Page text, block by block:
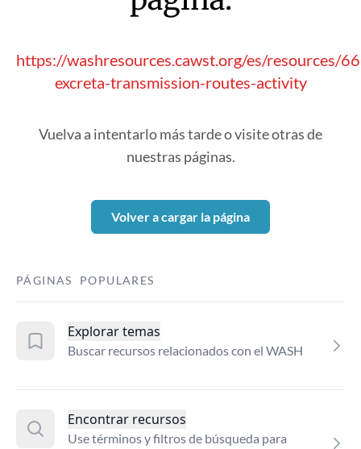
https://washresources.cawst.org/es/resources/
excreta-transmission-routes-activity
Vuelva a intentarlo más tarde o visite otras de
nuestras páginas.
Volver a cargar la página
PÁGINAS POPULARES
Explorar temas
Buscar recursos relacionados con el WASH
Encontrar recursos
Use términos y filtros de búsqueda para